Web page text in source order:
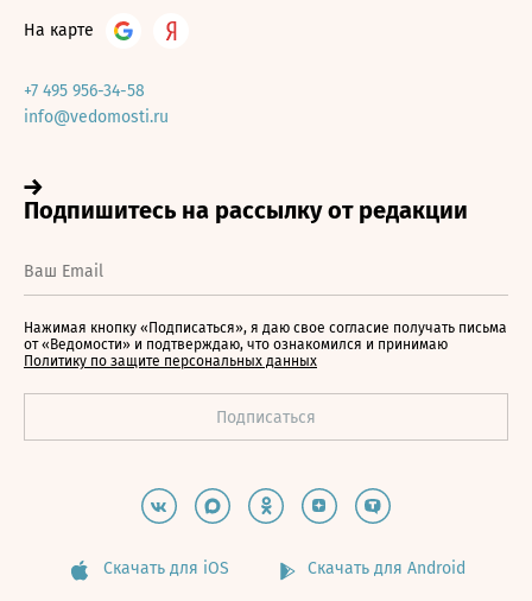
На карте
+7 495 956-34-58
info@vedomosti.ru
Нажимая кнопку «Подписаться», я даю свое согласие получать письма
от «Ведомости» и подтверждаю, что ознакомился и принимаю
Политику по защите персональных данных
Скачать для iOS Скачать для Android